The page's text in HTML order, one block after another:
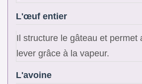
L'œuf entier
Il structure le gâteau et permet
lever grâce à la vapeur.
L'avoine